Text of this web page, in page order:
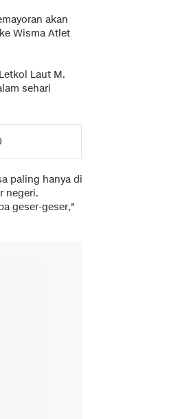
akan
Wisma Atlet
Laut M.
sehari
paling hanya di
negeri.
geser-geser,"